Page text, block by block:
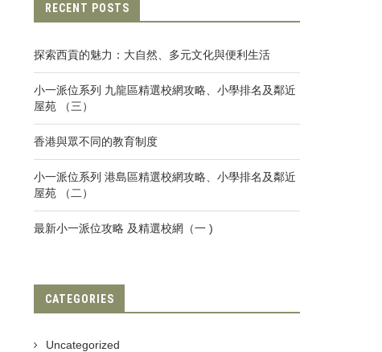
RECENT POSTS
探索西貢的魅力：大自然、多元文化與便利生活
小一派位系列 九龍區精選校網攻略、小學排名及鄰近
屋苑 （三）
香港與眾不同的教育制度
小一派位系列 港島區精選校網攻略、小學排名及鄰近
屋苑 （二）
最新小一派位攻略 及精選校網（一 )
CATEGORIES
Uncategorized